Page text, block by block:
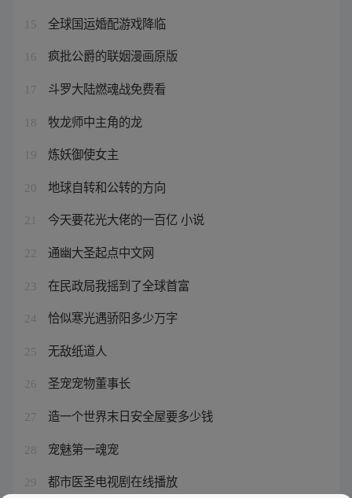
15 全球国运婚配游戏降临
16 疯批公爵的联姻漫画原版
17 斗罗大陆燃魂战免费看
18 牧龙师中主角的龙
19 炼妖御使女主
20 地球自转和公转的方向
21 今天要花光大佬的一百亿 小说
22 通幽大圣起点中文网
23 在民政局我摇到了全球首富
24 恰似寒光遇骄阳多少万字
25 无敌纸道人
26 圣宠宠物董事长
27 造一个世界末日安全屋要多少钱
28 宠魅第一魂宠
29 都市医圣电视剧在线播放